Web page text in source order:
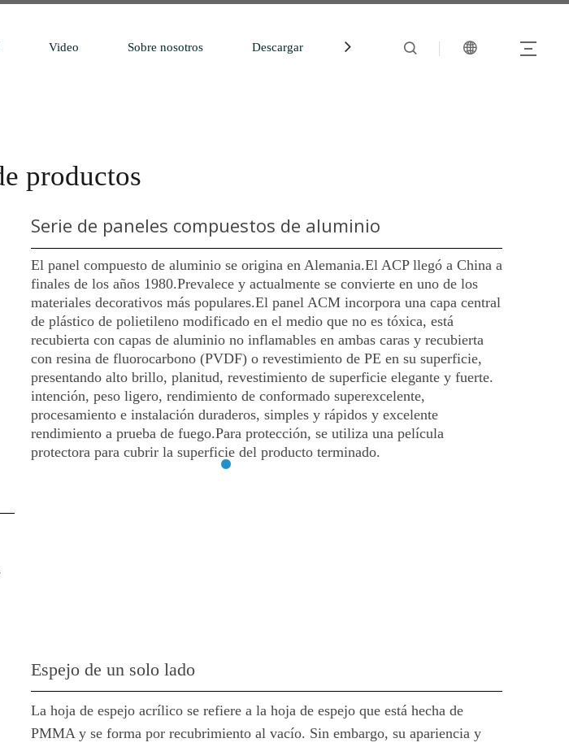
Video Sobre nosotros Descargar
productos
Serie de paneles compuestos de aluminio
El panel compuesto de aluminio se origina en Alemania.El ACP llegó a China a
finales de los años 1980.Prevalece y actualmente se convierte en uno de los
materiales decorativos más populares.El panel ACM incorpora una capa central
de plástico de polietileno modificado en el medio que no es tóxica, está
recubierta con capas de aluminio no inflamables en ambas caras y recubierta
con resina de fluorocarbono (PVDF) o revestimiento de PE en su superficie,
presentando alto brillo, planitud, revestimiento de superficie elegante y fuerte.
intención, peso ligero, rendimiento de conformado superexcelente,
procesamiento e instalación duraderos, simples y rápidos y excelente
rendimiento a prueba de fuego.Para protección, se utiliza una película
protectora para cubrir la superficie del producto terminado.
Espejo de un solo lado
La hoja de espejo acrílico se refiere a la hoja de espejo que está hecha de
PMMA y se forma por recubrimiento al vacío. Sin embargo, su apariencia y